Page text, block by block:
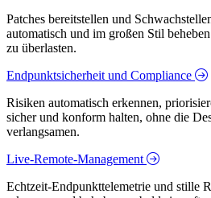
Patches bereitstellen und
automatisch und im großen Stil
zu überlasten.
Endpunktsicherheit und Compliance
Risiken automatisch erkennen,
sicher und konform halten, ohne die
verlangsamen.
Live-Remote-Management
Echtzeit-Endpunkttelemetrie und stille